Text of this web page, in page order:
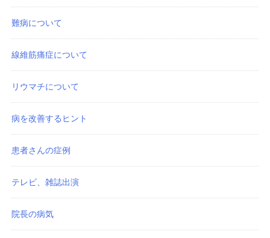
難病について
線維筋痛症について
リウマチについて
病を改善するヒント
患者さんの症例
テレビ、雑誌出演
院長の病気